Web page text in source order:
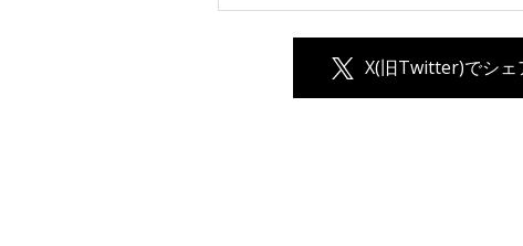
X(旧Twitter)でシェ